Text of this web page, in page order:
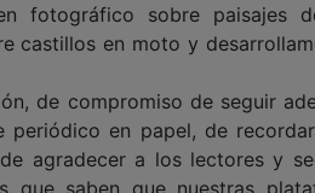
fotográfico sobre paisajes
castillos en moto y
de compromiso de seguir
periódico en papel, de
agradecer a los lectores y
que saben que nuestras